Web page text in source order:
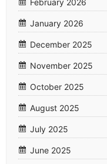
February 2026
January 2026
December 2025
November 2025
October 2025
August 2025
July 2025
June 2025